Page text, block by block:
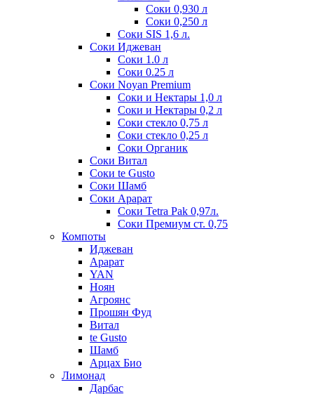
Соки 0,930 л
Соки 0,250 л
Соки SIS 1,6 л.
Соки Иджеван
Соки 1.0 л
Соки 0.25 л
Соки Noyan Premium
Соки и Нектары 1,0 л
Соки и Нектары 0,2 л
Соки стекло 0,75 л
Соки стекло 0,25 л
Соки Органик
Соки Витал
Соки te Gusto
Соки Шамб
Соки Арарат
Соки Tetra Pak 0,97л.
Соки Премиум ст. 0,75
Компоты
Иджеван
Арарат
YAN
Ноян
Агроянс
Прошян Фуд
Витал
te Gusto
Шамб
Арцах Био
Лимонад
Дарбас